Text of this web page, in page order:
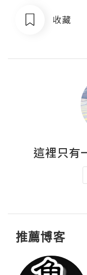
收藏
這裡只有
推薦博客